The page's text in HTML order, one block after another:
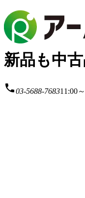
新品も中
local_phone03-5688-768311:00